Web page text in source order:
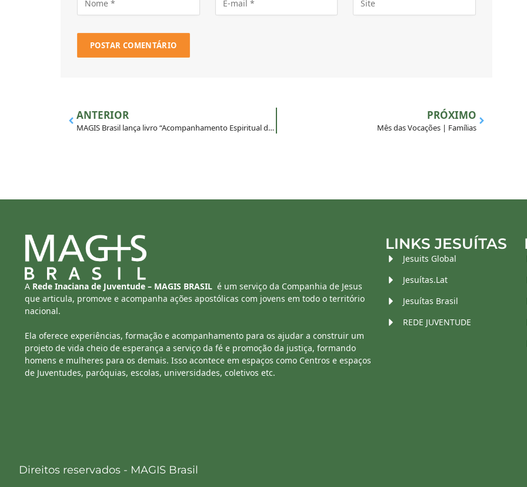
ANTERIOR
MAGIS Brasil lança livro “Acompanhamento Espiritual de Jovens”
PRÓXIMO
Mês das Vocações | Famílias
A Rede Inaciana de Juventude – MAGIS BRASIL é um serviço da Companhia de Jesus
que articula, promove e acompanha ações apostólicas com jovens em todo o território
nacional.
Ela oferece experiências, formação e acompanhamento para os ajudar a construir um
projeto de vida cheio de esperança a serviço da fé e promoção da justiça, formando
homens e mulheres para os demais. Isso acontece em espaços como Centros e espaços
de Juventudes, paróquias, escolas, universidades, coletivos etc.
LINKS JESUÍTAS
Jesuits Global
Jesuítas.Lat
Jesuítas Brasil
REDE JUVENTUDE
Direitos reservados - MAGIS Brasil